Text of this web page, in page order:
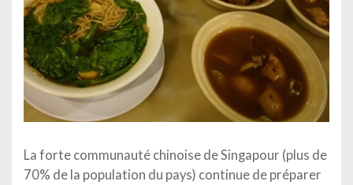
La forte communauté chinoise de Singapour (plus de
70% de la population du pays) continue de préparer